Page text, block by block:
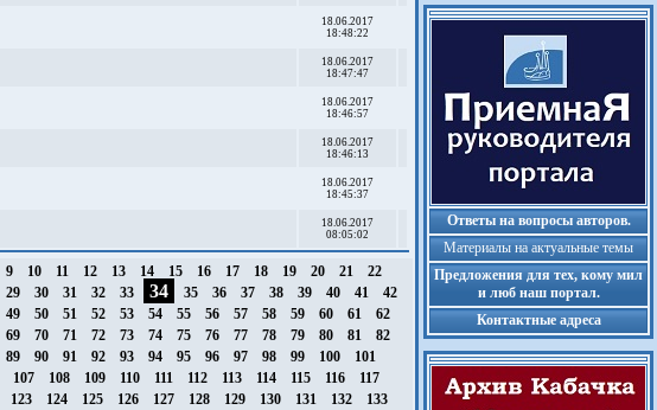
18.06.2017
18:48:22
18.06.2017
18:47:47
18.06.2017
18:46:57
18.06.2017
18:46:13
18.06.2017
18:45:37
18.06.2017
08:05:02
9 10 11 12 13 14 15 16 17 18 19 20 21
22
29 30 31 32 33 34 35 36 37 38 39 40 41
42
49 50 51 52 53 54 55 56 57 58 59 60 61
62
69 70 71 72 73 74 75 76 77 78 79 80 81
82
89 90 91 92 93 94 95 96 97 98 99 100
101
107 108 109 110 111 112 113 114 115 116
117
123 124 125 126 127 128 129 130 131 132
133
Ответы на вопросы авторов.
Материалы на актуальные темы
Предложения для тех, кому мил
и люб наш портал.
Контактные адреса